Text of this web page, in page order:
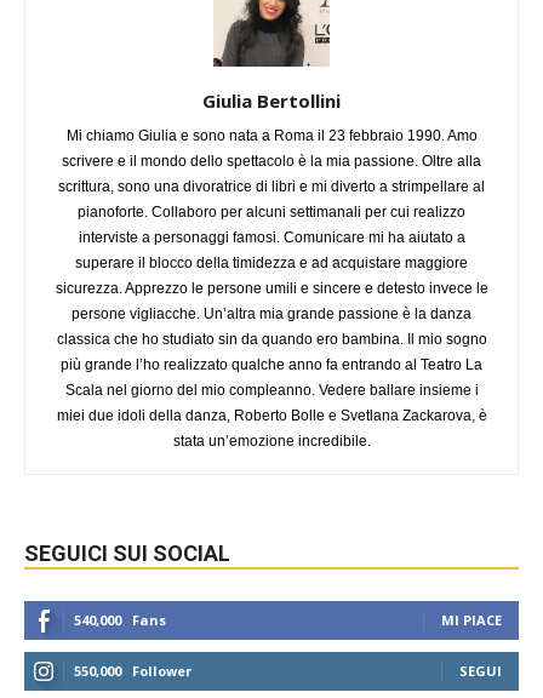
Giulia Bertollini
Mi chiamo Giulia e sono nata a Roma il 23 febbraio 1990. Amo
scrivere e il mondo dello spettacolo è la mia passione. Oltre alla
scrittura, sono una divoratrice di libri e mi diverto a strimpellare al
pianoforte. Collaboro per alcuni settimanali per cui realizzo
interviste a personaggi famosi. Comunicare mi ha aiutato a
superare il blocco della timidezza e ad acquistare maggiore
sicurezza. Apprezzo le persone umili e sincere e detesto invece le
persone vigliacche. Un’altra mia grande passione è la danza
classica che ho studiato sin da quando ero bambina. Il mio sogno
più grande l’ho realizzato qualche anno fa entrando al Teatro La
Scala nel giorno del mio compleanno. Vedere ballare insieme i
miei due idoli della danza, Roberto Bolle e Svetlana Zackarova, è
stata un’emozione incredibile.
SEGUICI SUI SOCIAL
540,000 Fans MI PIACE
550,000 Follower SEGUI